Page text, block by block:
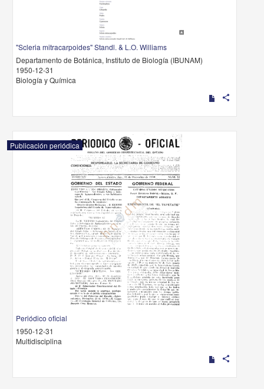
"Scleria mitracarpoides" Standl. & L.O. Williams
Departamento de Botánica, Instituto de Biología (IBUNAM)
1950-12-31
Biología y Química
share
Publicación periódica
Periódico oficial
1950-12-31
Multidisciplina
share